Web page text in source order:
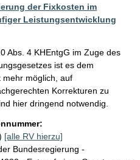
der Fixkosten im
Leistungsentwicklung
Abs. 4 KHEntgG im Zuge des
ist es dem
mehr möglich, auf
Korrekturen zu
hier dringend notwendig.
[alle RV hierzu]
Bundesregierung -